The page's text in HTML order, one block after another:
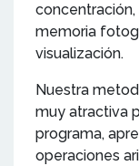
concentración,
memoria
visualización.
Nuestra
muy atractiva
programa,
operaciones